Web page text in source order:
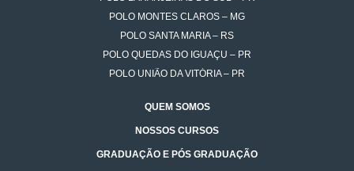
POLO MONTES CLAROS – MG
POLO SANTA MARIA – RS
POLO QUEDAS DO IGUAÇU – PR
POLO UNIÃO DA VITÓRIA – PR
QUEM SOMOS
NOSSOS CURSOS
GRADUAÇÃO E PÓS GRADUAÇÃO